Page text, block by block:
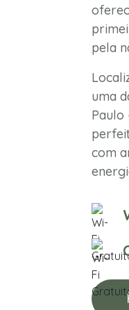
pela
uma
Paulo
com